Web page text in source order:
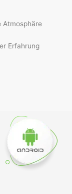
Atmosphäre
Erfahrung